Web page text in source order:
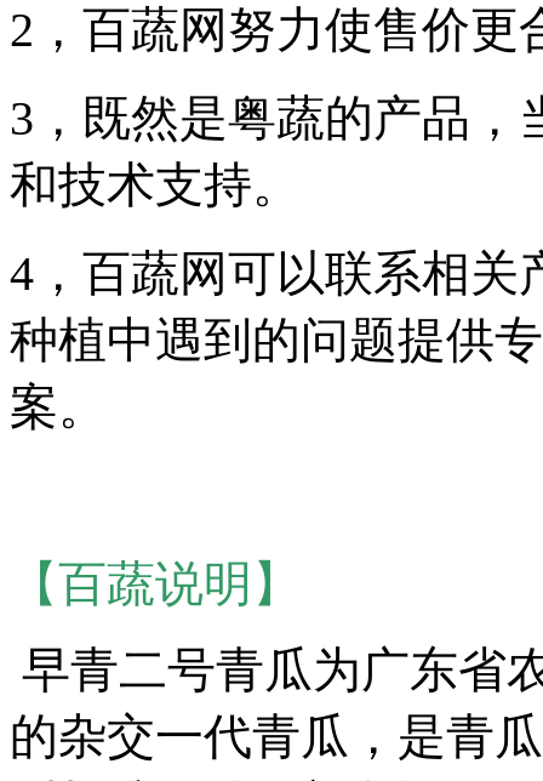
2，百蔬网努力使售价更
3，既然是粤蔬的产品
和技术支持。
4，百蔬网可以联系相关
种植中遇到的问题提供
案。
【百蔬说明】
早青二号青瓜为广东省
的杂交一代青瓜，是青